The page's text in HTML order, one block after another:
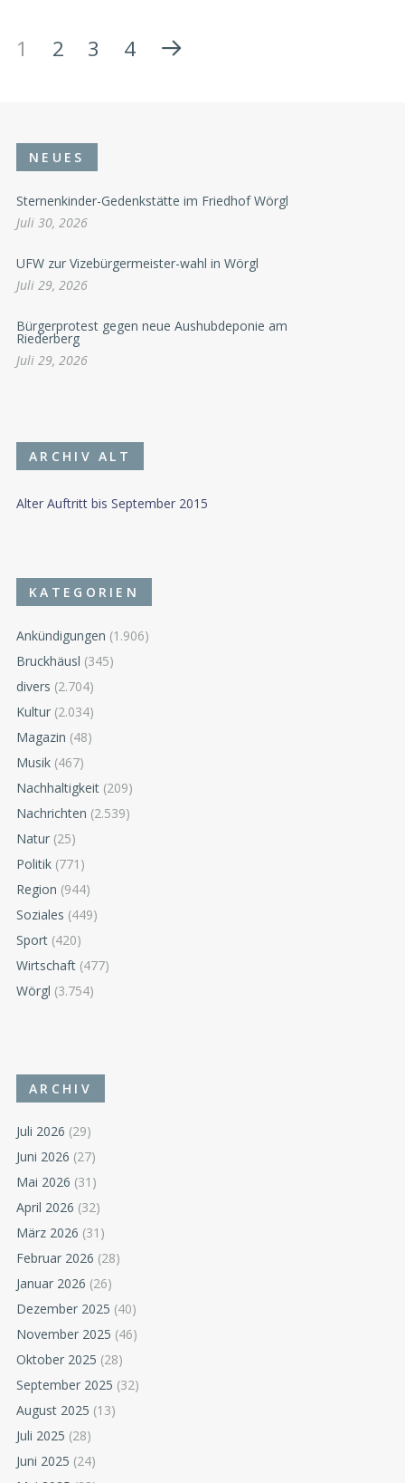
1 2 3 4
NEUES
Sternenkinder-Gedenkstätte im Friedhof Wörgl
Juli 30, 2026
UFW zur Vizebürgermeister-wahl in Wörgl
Juli 29, 2026
Bürgerprotest gegen neue Aushubdeponie am
Riederberg
Juli 29, 2026
ARCHIV ALT
Alter Auftritt bis September 2015
KATEGORIEN
Ankündigungen (1.906)
Bruckhäusl (345)
divers (2.704)
Kultur (2.034)
Magazin (48)
Musik (467)
Nachhaltigkeit (209)
Nachrichten (2.539)
Natur (25)
Politik (771)
Region (944)
Soziales (449)
Sport (420)
Wirtschaft (477)
Wörgl (3.754)
ARCHIV
Juli 2026 (29)
Juni 2026 (27)
Mai 2026 (31)
April 2026 (32)
März 2026 (31)
Februar 2026 (28)
Januar 2026 (26)
Dezember 2025 (40)
November 2025 (46)
Oktober 2025 (28)
September 2025 (32)
August 2025 (13)
Juli 2025 (28)
Juni 2025 (24)